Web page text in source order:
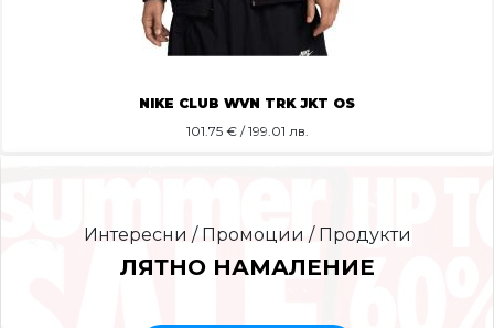
NIKE CLUB WVN TRK JKT OS
101.75€ / 199.01 лв.
Интересни / Промоции / Продукти
ЛЯТНО НАМАЛЕНИЕ